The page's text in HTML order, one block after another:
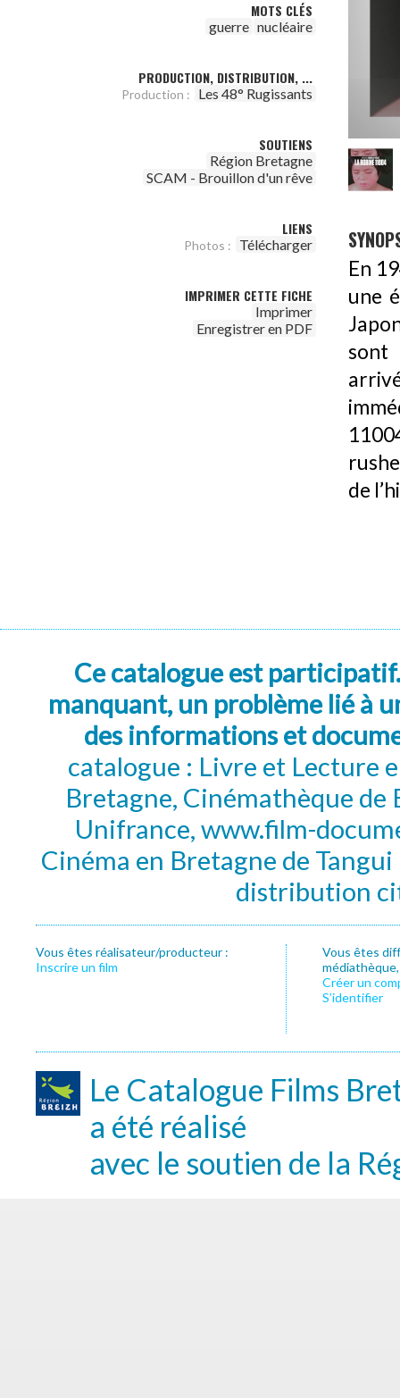
MOTS CLÉS
guerre nucléaire
PRODUCTION, DISTRIBUTION, ...
Production : Les 48° Rugissants
SOUTIENS
Région Bretagne
SCAM - Brouillon d'un rêve
LIENS
Photos : Télécharger
IMPRIMER CETTE FICHE
Imprimer
Enregistrer en PDF
En
une
sont
de
Ce catalogue est
manquant, un problème lié à
des informations et
catalogue : Livre et Lecture
Bretagne, Cinémathèque de
Unifrance, www.film-
Cinéma en Bretagne de
distribution
Vous êtes réalisateur/producteur :
Inscrire un film
Vous êtes
Créer un
S’identifier
Le Catalogue Films
a été réalisé
avec le soutien de la